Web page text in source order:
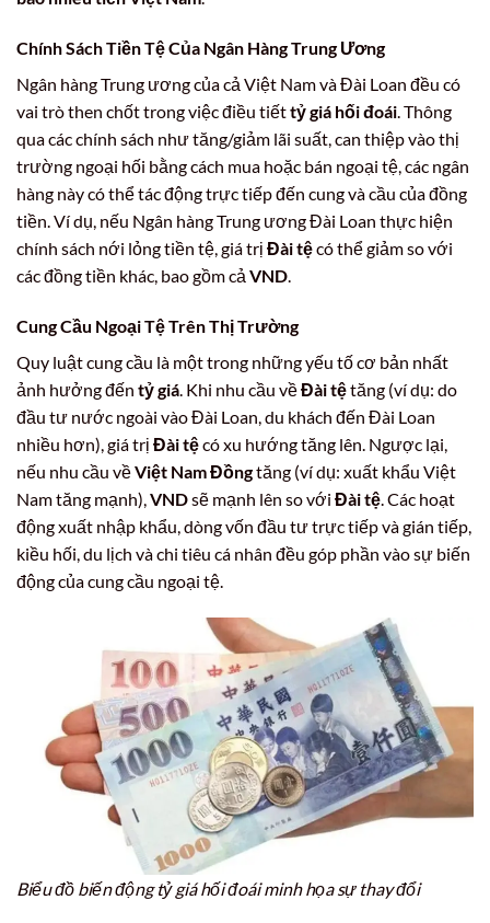
Chính Sách Tiền Tệ Của Ngân Hàng Trung Ương
Ngân hàng Trung ương của cả Việt Nam và Đài Loan đều có
vai trò then chốt trong việc điều tiếttỷ giá hối đoái. Thông
qua các chính sách như tăng/giảm lãi suất, can thiệp vào thị
trường ngoại hối bằng cách mua hoặc bán ngoại tệ, các ngân
hàng này có thể tác động trực tiếp đến cung và cầu của đồng
tiền. Ví dụ, nếu Ngân hàng Trung ương Đài Loan thực hiện
chính sách nới lỏng tiền tệ, giá trị Đài tệcó thể giảm so với
các đồng tiền khác, bao gồm cả VND.
Cung Cầu Ngoại Tệ Trên Thị Trường
Quy luật cung cầu là một trong những yếu tố cơ bản nhất
ảnh hưởng đến tỷ giá. Khi nhu cầu vềĐài tệtăng (ví dụ: do
đầu tư nước ngoài vào Đài Loan, du khách đến Đài Loan
nhiều hơn), giá trị Đài tệcó xu hướng tăng lên. Ngược lại,
nếu nhu cầu vềViệt Nam Đồngtăng (ví dụ: xuất khẩu Việt
Nam tăng mạnh),VNDsẽ mạnh lên so với Đài tệ. Các hoạt
động xuất nhập khẩu, dòng vốn đầu tư trực tiếp và gián tiếp,
kiều hối, du lịch và chi tiêu cá nhân đều góp phần vào sự biến
động của cung cầu ngoại tệ.
Biểu đồ biến động tỷ giá hối đoái minh họa sự thay đổi